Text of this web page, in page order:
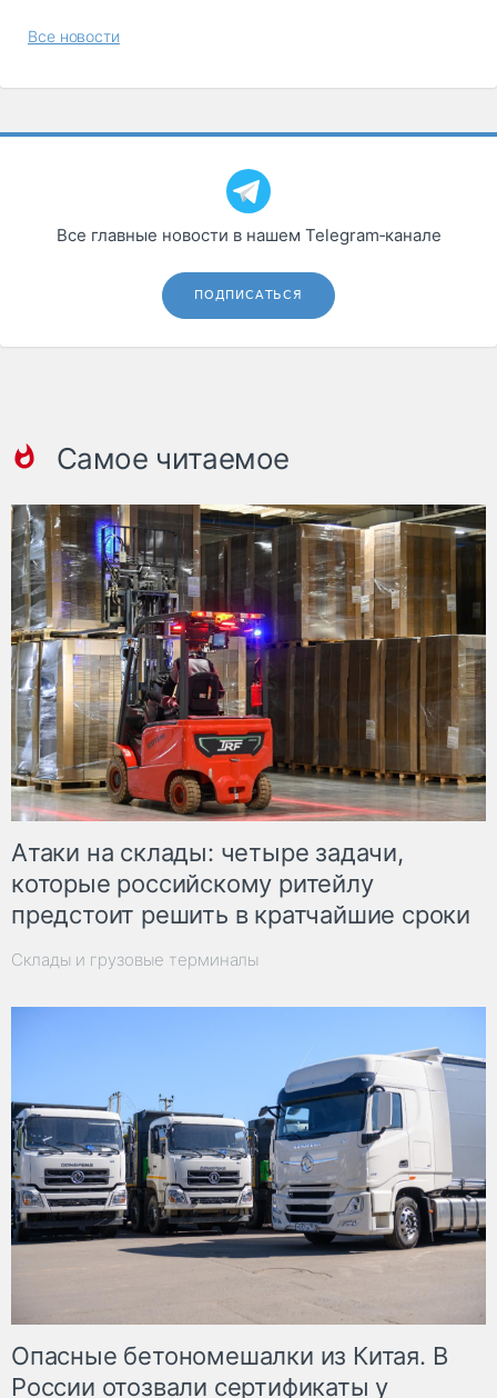
Все новости
Все главные новости в нашем Telegram‑канале
ПОДПИСАТЬСЯ
Самое читаемое
Атаки на склады: четыре задачи,
которые российскому ритейлу
предстоит решить в кратчайшие сроки
Склады и грузовые терминалы
Опасные бетономешалки из Китая. В
России отозвали сертификаты у